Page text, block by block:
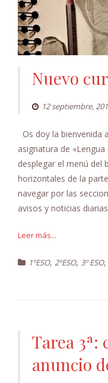
Nuevo
12 septiembre,
Os doy la bienvenida
asignatura de
desplegar el menú del
horizontales de la
navegar por las
avisos y noticias
Leer más...
1ºESO, 2ºESO, 3º ESO,
Tarea 3ª:
anuncio